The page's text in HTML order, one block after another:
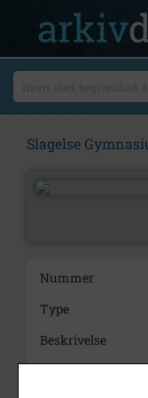
Slagelse
Nummer
Type
Beskrivelse